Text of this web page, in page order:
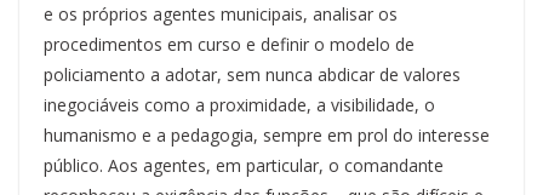
e os próprios agentes municipais, analisar os
procedimentos em curso e definir o modelo de
policiamento a adotar, sem nunca abdicar de valores
inegociáveis como a proximidade, a visibilidade, o
humanismo e a pedagogia, sempre em prol do interesse
público. Aos agentes, em particular, o comandante